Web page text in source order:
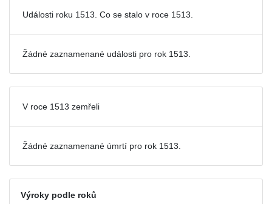
Události roku 1513. Co se stalo v roce 1513.
Žádné zaznamenané události pro rok 1513.
V roce 1513 zemřeli
Žádné zaznamenané úmrtí pro rok 1513.
Výroky podle roků